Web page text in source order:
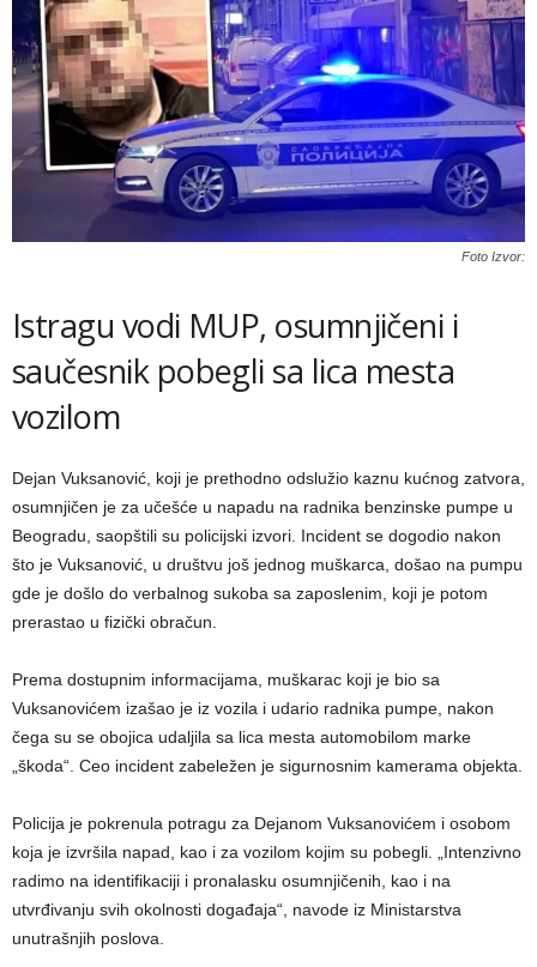
Foto Izvor:
Istragu vodi MUP, osumnjičeni i
saučesnik pobegli sa lica mesta
vozilom
Dejan Vuksanović, koji je prethodno odslužio kaznu kućnog zatvora,
osumnjičen je za učešće u napadu na radnika benzinske pumpe u
Beogradu, saopštili su policijski izvori. Incident se dogodio nakon
što je Vuksanović, u društvu još jednog muškarca, došao na pumpu
gde je došlo do verbalnog sukoba sa zaposlenim, koji je potom
prerastao u fizički obračun.
Prema dostupnim informacijama, muškarac koji je bio sa
Vuksanovićem izašao je iz vozila i udario radnika pumpe, nakon
čega su se obojica udaljila sa lica mesta automobilom marke
„škoda“. Ceo incident zabeležen je sigurnosnim kamerama objekta.
Policija je pokrenula potragu za Dejanom Vuksanovićem i osobom
koja je izvršila napad, kao i za vozilom kojim su pobegli. „Intenzivno
radimo na identifikaciji i pronalasku osumnjičenih, kao i na
utvrđivanju svih okolnosti događaja“, navode iz Ministarstva
unutrašnjih poslova.